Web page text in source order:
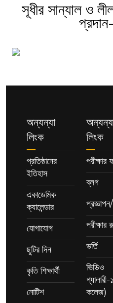
সূধীর সান্যাল ও
অন্যন্যা
লিংক
প্রতিষ্ঠানের
ইতিহাস
একাডেমিক
ক্যালেন্ডার
যোগাযোগ
ছুটির দিন
কৃতি শিক্ষার্থী
নোটিশ
লিংক
ব্লগ
প্রজ্ঞাপন/
পরীক্ষার
ভর্তি
ভিডিও
কলেজ)